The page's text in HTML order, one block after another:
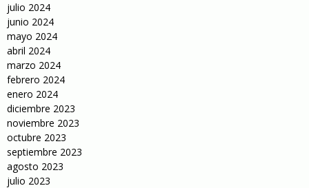
julio 2024
junio 2024
mayo 2024
abril 2024
marzo 2024
febrero 2024
enero 2024
diciembre 2023
noviembre 2023
octubre 2023
septiembre 2023
agosto 2023
julio 2023